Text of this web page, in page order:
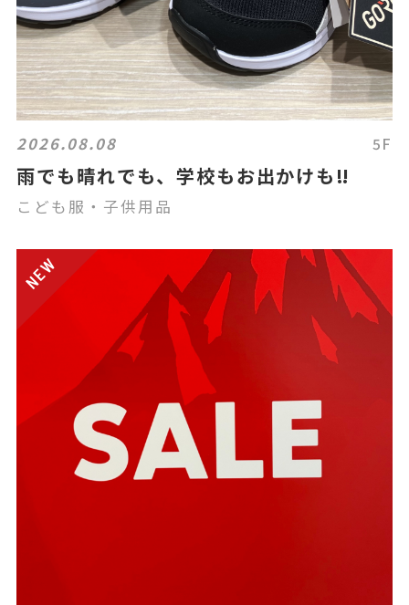
2026.08.08 5F
雨でも晴れでも、学校もお出かけも‼️
こども服・子供用品